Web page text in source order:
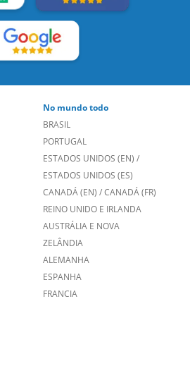
No mundo todo
BRASIL
PORTUGAL
ESTADOS UNIDOS (EN)
ESTADOS UNIDOS (ES)
CANADÁ (EN) / CANADÁ (FR)
REINO UNIDO E IRLANDA
AUSTRÁLIA E NOVA
ZELÂNDIA
ALEMANHA
ESPANHA